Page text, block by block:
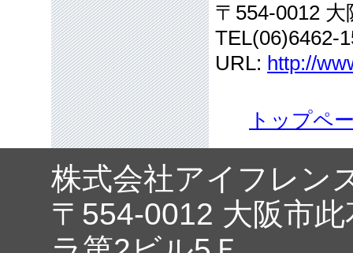
〒554-0012
TEL(06)6462-
URL: http://
トップペ
株式会社アイフレン
〒554-0012 大阪市